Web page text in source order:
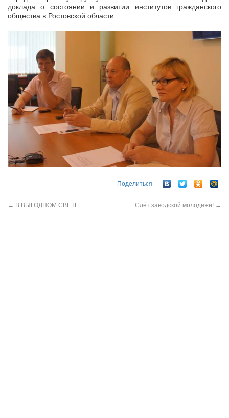
доклада о состоянии и развитии институтов гражданского
общества в Ростовской области.
Поделиться
← В ВЫГОДНОМ СВЕТЕ Слёт заводской молодёжи! →